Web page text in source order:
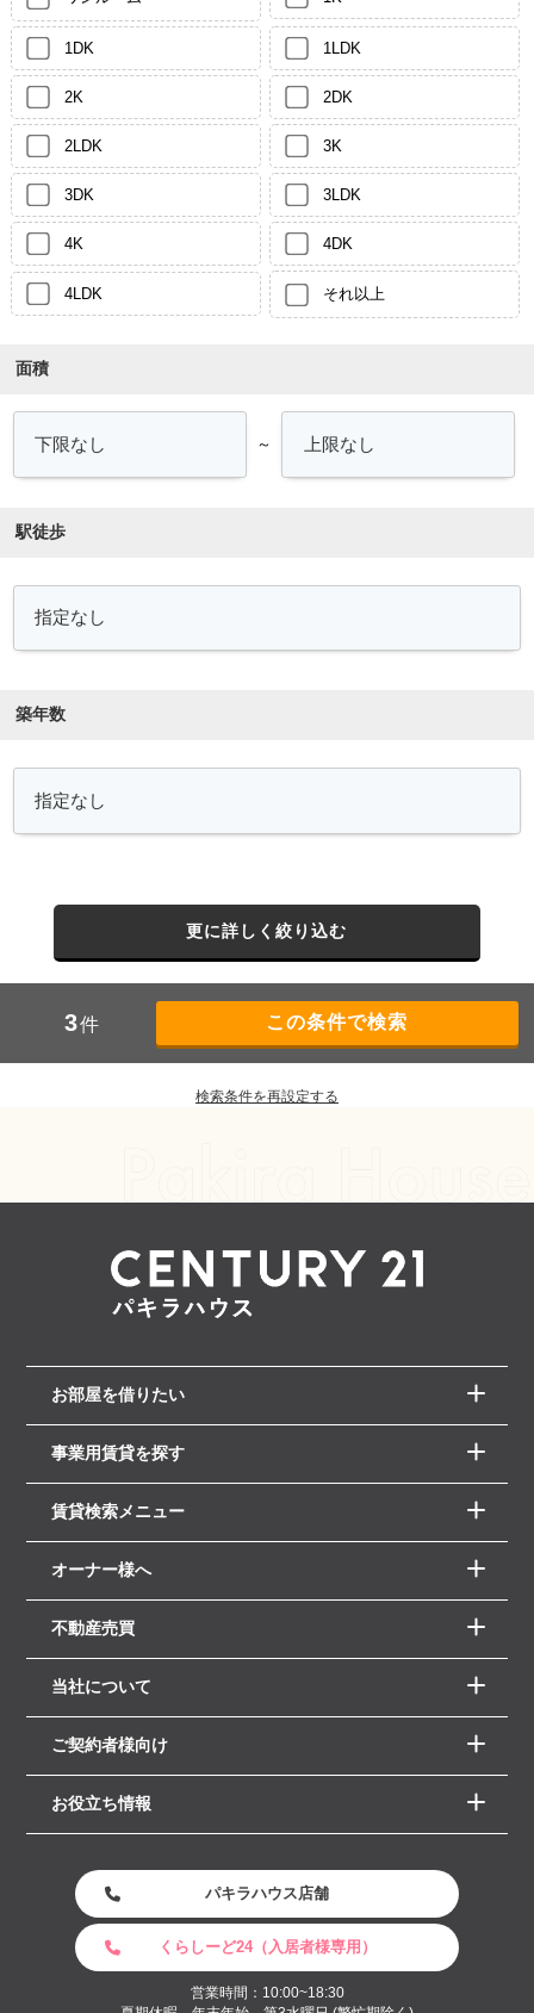
1DK 1LDK
2K 2DK
2LDK 3K
3DK 3LDK
4K 4DK
4LDK それ以上
面積
～
駅徒歩
築年数
更に詳しく絞り込む
3件
検索条件を再設定する
お部屋を借りたい
事業用賃貸を探す
賃貸検索メニュー
オーナー様へ
不動産売買
当社について
ご契約者様向け
お役立ち情報
パキラハウス店舗
くらしーど24（入居者様専用）
営業時間：10:00~18:30